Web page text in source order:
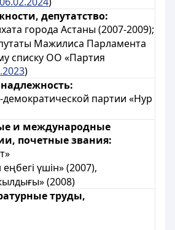
депутатство:
города Астаны (2007-2009);
Мажилиса Парламента
списку ОО «Партия
)
партии «Нур
и международные
почетные звания:
үшін» (2007),
(2008)
труды,